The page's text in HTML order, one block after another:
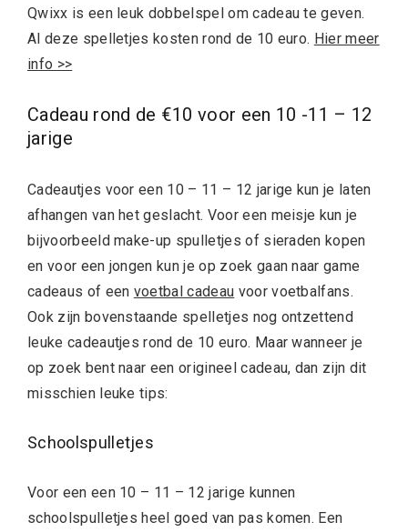
Qwixx is een leuk dobbelspel om cadeau te geven.
Al deze spelletjes kosten rond de 10 euro. Hier meer
info >>
Cadeau rond de €10 voor een 10 -11 – 12
jarige
Cadeautjes voor een 10 – 11 – 12 jarige kun je laten
afhangen van het geslacht. Voor een meisje kun je
bijvoorbeeld make-up spulletjes of sieraden kopen
en voor een jongen kun je op zoek gaan naar game
cadeaus of een voetbal cadeau voor voetbalfans.
Ook zijn bovenstaande spelletjes nog ontzettend
leuke cadeautjes rond de 10 euro. Maar wanneer je
op zoek bent naar een origineel cadeau, dan zijn dit
misschien leuke tips:
Schoolspulletjes
Voor een een 10 – 11 – 12 jarige kunnen
schoolspulletjes heel goed van pas komen. Een